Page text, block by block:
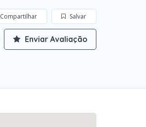
Salvar
Compartilhar
Enviar Avaliação